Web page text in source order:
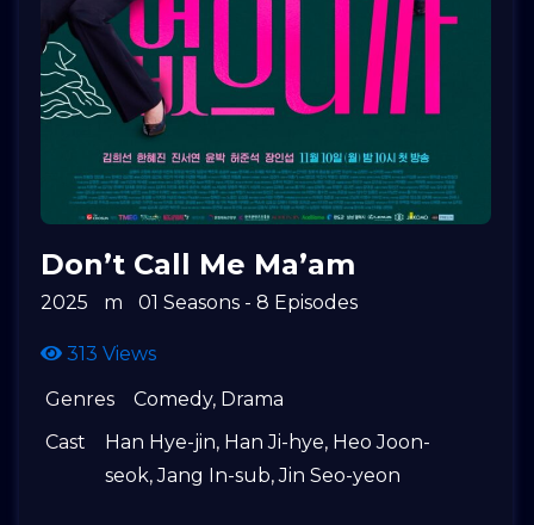
Don’t Call Me Ma’am
2025 m 01 Seasons - 8 Episodes
313 Views
Genres
Comedy, Drama
Cast
Han Hye-jin, Han Ji-hye, Heo Joon-
seok,Jang In-sub,Jin Seo-yeon